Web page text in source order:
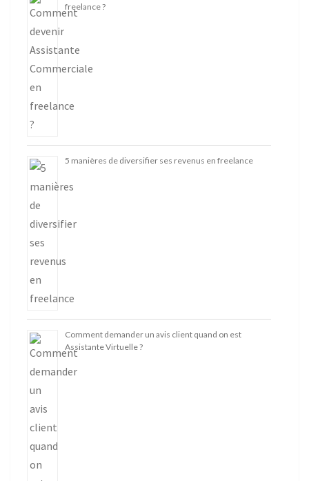
freelance ?
5 manières de diversifier ses revenus en freelance
Comment demander un avis client quand on est
Assistante Virtuelle ?